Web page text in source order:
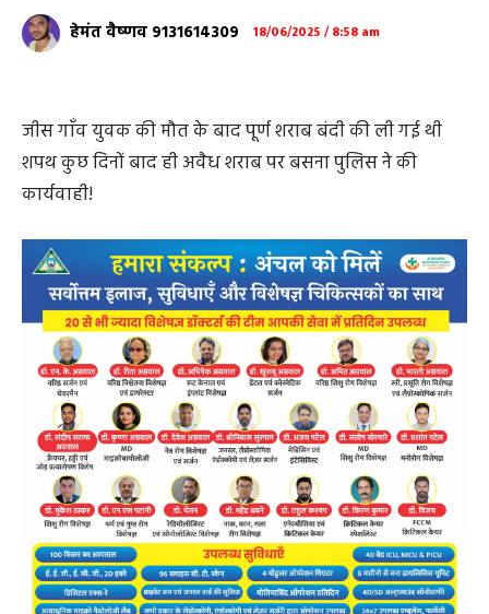
हेमंत वैष्णव 9131614309 18/06/2025 / 8:58 am
जीस गाँव युवक की मौत के बाद पूर्ण शराब बंदी की ली गई थी
शपथ कुछ दिनों बाद ही अवैध शराब पर बसना पुलिस ने की
कार्यवाही!